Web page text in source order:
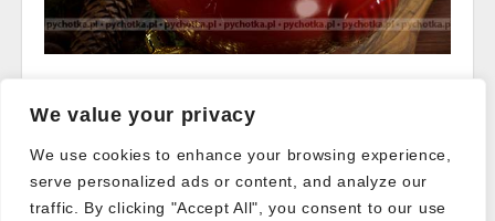
We value your privacy
We use cookies to enhance your browsing experience,
serve personalized ads or content, and analyze our
traffic. By clicking "Accept All", you consent to our use
Post ← Older posts